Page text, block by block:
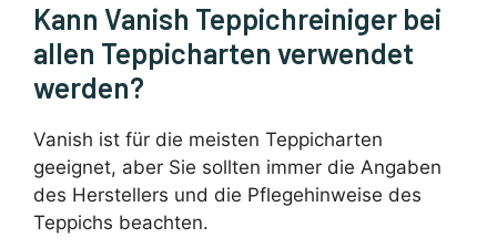
Kann Vanish Teppichreiniger bei
allen Teppicharten verwendet
werden?
Vanish ist für die meisten Teppicharten
geeignet, aber Sie sollten immer die Angaben
des Herstellers und die Pflegehinweise des
Teppichs beachten.